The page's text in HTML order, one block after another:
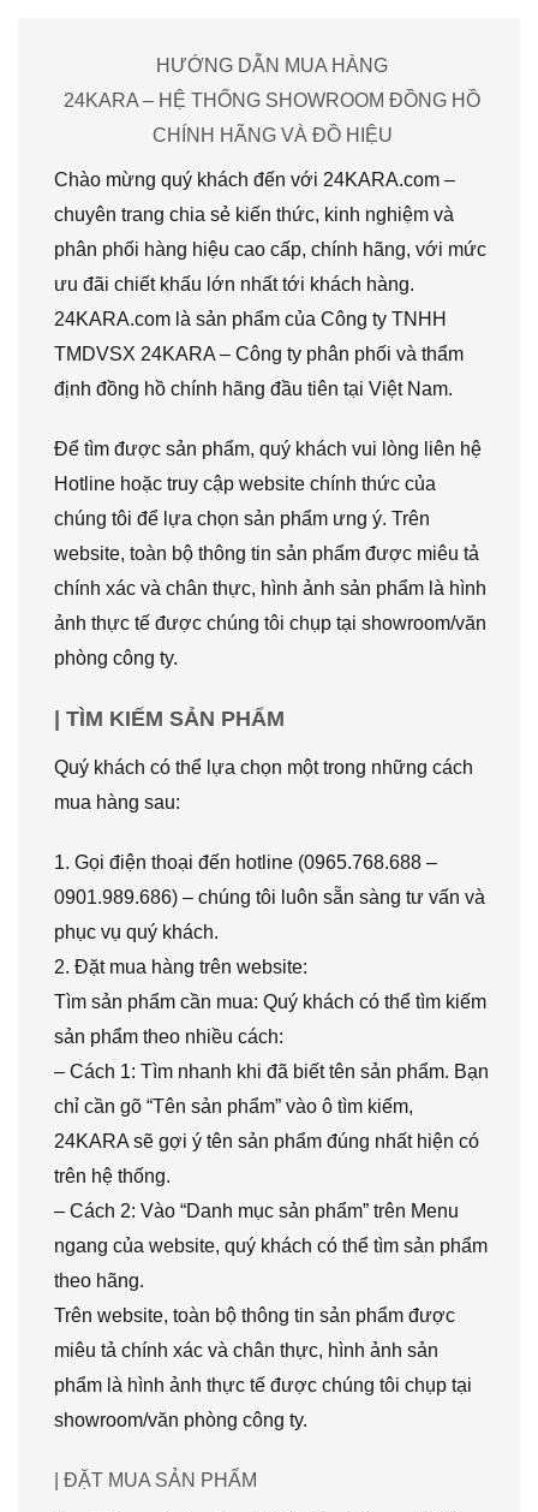
HƯỚNG DẪN MUA HÀNG
24KARA – HỆ THỐNG SHOWROOM ĐỒNG HỒ
CHÍNH HÃNG VÀ ĐỒ HIỆU
Chào mừng quý khách đến với 24KARA.com –
chuyên trang chia sẻ kiến thức, kinh nghiệm và
phân phối hàng hiệu cao cấp, chính hãng, với mức
ưu đãi chiết khấu lớn nhất tới khách hàng.
24KARA.com là sản phẩm của Công ty TNHH
TMDVSX 24KARA – Công ty phân phối và thẩm
định đồng hồ chính hãng đầu tiên tại Việt Nam.
Để tìm được sản phẩm, quý khách vui lòng liên hệ
Hotline hoặc truy cập website chính thức của
chúng tôi để lựa chọn sản phẩm ưng ý. Trên
website, toàn bộ thông tin sản phẩm được miêu tả
chính xác và chân thực, hình ảnh sản phẩm là hình
ảnh thực tế được chúng tôi chụp tại showroom/văn
phòng công ty.
| TÌM KIẾM SẢN PHẨM
Quý khách có thể lựa chọn một trong những cách
mua hàng sau:
1. Gọi điện thoại đến hotline (0965.768.688 –
0901.989.686) – chúng tôi luôn sẵn sàng tư vấn và
phục vụ quý khách.
2. Đặt mua hàng trên website:
Tìm sản phẩm cần mua: Quý khách có thể tìm kiếm
sản phẩm theo nhiều cách:
– Cách 1: Tìm nhanh khi đã biết tên sản phẩm. Bạn
chỉ cần gõ “Tên sản phẩm” vào ô tìm kiếm,
24KARA sẽ gợi ý tên sản phẩm đúng nhất hiện có
trên hệ thống.
– Cách 2: Vào “Danh mục sản phẩm” trên Menu
ngang của website, quý khách có thể tìm sản phẩm
theo hãng.
Trên website, toàn bộ thông tin sản phẩm được
miêu tả chính xác và chân thực, hình ảnh sản
phẩm là hình ảnh thực tế được chúng tôi chụp tại
showroom/văn phòng công ty.
| ĐẶT MUA SẢN PHẨM